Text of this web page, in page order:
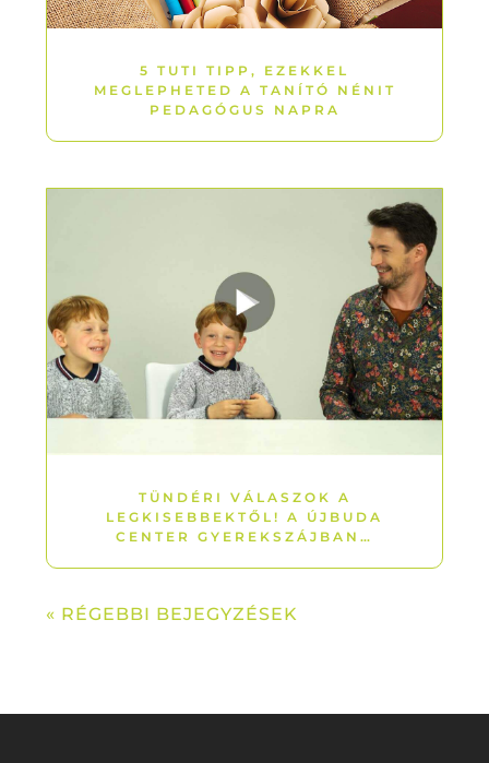
5 TUTI TIPP, EZEKKEL
MEGLEPHETED A TANÍTÓ NÉNIT
PEDAGÓGUS NAPRA
TÜNDÉRI VÁLASZOK A
LEGKISEBBEKTŐL! A ÚJBUDA
CENTER GYEREKSZÁJBAN…
« RÉGEBBI BEJEGYZÉSEK